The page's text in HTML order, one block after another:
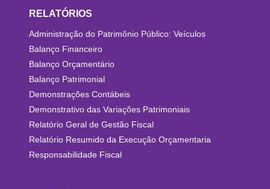
RELATÓRIOS
Administração do Patrimônio Público: Veículos
Balanço Financeiro
Balanço Orçamentário
Balanço Patrimonial
Demonstrações Contábeis
Demonstrativo das Variações Patrimoniais
Relatório Geral de Gestão Fiscal
Relatório Resumido da Execução Orçamentaria
Responsabilidade Fiscal